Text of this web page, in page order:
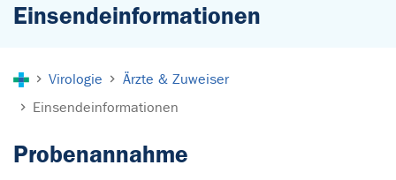
Einsendeinformationen
Virologie
Ärzte & Zuweiser
Einsendeinformationen
Probenannahme